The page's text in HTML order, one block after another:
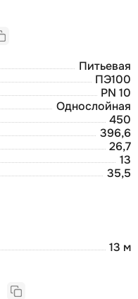
Питьевая
ПЭ100
PN 10
Однослойная
450
396,6
26,7
13
35,5
13 м